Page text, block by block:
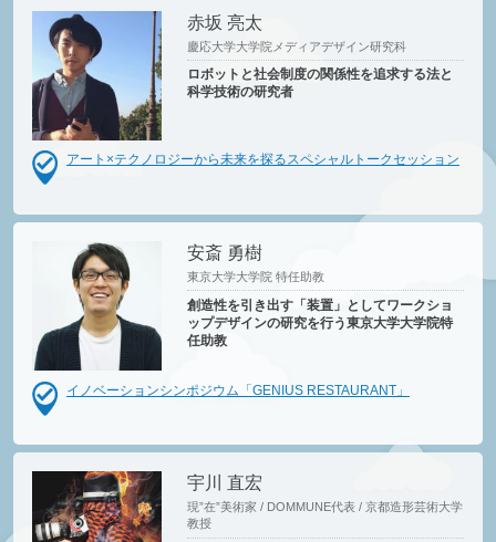
赤坂 亮太
慶応大学大学院メディアデザイン研究科
ロボットと社会制度の関係性を追求する法と
科学技術の研究者
アート×テクノロジーから未来を探るスペシャルトークセッション
安斎 勇樹
東京大学大学院 特任助教
創造性を引き出す「装置」としてワークショ
ップデザインの研究を行う東京大学大学院特
任助教
イノベーションシンポジウム「GENIUS RESTAURANT」
宇川 直宏
現”在”美術家 / DOMMUNE代表 / 京都造形芸術大学
教授